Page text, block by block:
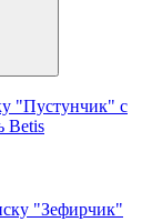
"Пустунчик" с
Betis